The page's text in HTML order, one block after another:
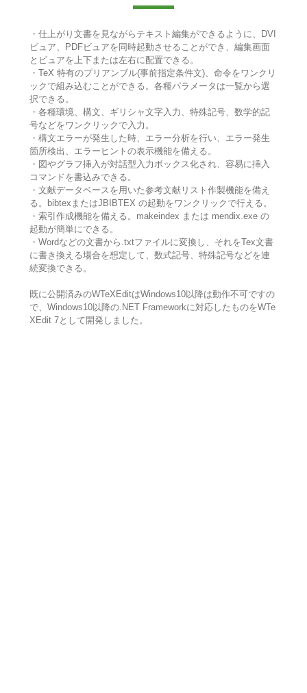
・仕上がり文書を見ながらテキスト編集ができるように、DVI
ビュア、PDFビュアを同時起動させることができ、編集画面
とビュアを上下または左右に配置できる。
・TeX 特有のプリアンブル(事前指定条件文)、命令をワンクリ
ックで組み込むことができる。各種パラメータは一覧から選
択できる。
・各種環境、構文、ギリシャ文字入力、特殊記号、数学的記
号などをワンクリックで入力。
・構文エラーが発生した時、エラー分析を行い、エラー発生
箇所検出、エラーヒントの表示機能を備える。
・図やグラフ挿入が対話型入力ボックス化され、容易に挿入
コマンドを書込みできる。
・文献データベースを用いた参考文献リスト作製機能を備え
る。bibtexまたはJBIBTEX の起動をワンクリックで行える。
・索引作成機能を備える。makeindex または mendix.exe の
起動が簡単にできる。
・Wordなどの文書から.txtファイルに変換し、それをTex文書
に書き換える場合を想定して、数式記号、特殊記号などを連
続変換できる。
既に公開済みのWTeXEditはWindows10以降は動作不可ですの
で、Windows10以降の.NET Frameworkに対応したものをWTe
XEdit 7として開発しました。